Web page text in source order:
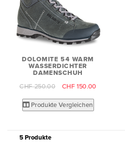
DOLOMITE 54 WARM
WASSERDICHTER
DAMENSCHUH
CHF 250.00
CHF 150.00
Produkte Vergleichen
5 Produkte